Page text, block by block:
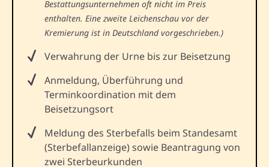
Bestattungsunternehmen oft nicht im Preis
enthalten. Eine zweite Leichenschau vor der
Kremierung ist in Deutschland vorgeschrieben.)
Verwahrung der Urne bis zur Beisetzung
Anmeldung, Überführung und
Terminkoordination mit dem
Beisetzungsort
Meldung des Sterbefalls beim Standesamt
(Sterbefallanzeige) sowie Beantragung von
zwei Sterbeurkunden